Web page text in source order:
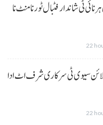
ضلع ہرنائی ٹی شاندار فٹبال ٹورنامنٹ نا
22
لائن سیوی ٹی سرکاری شرف اٹ ادا
22